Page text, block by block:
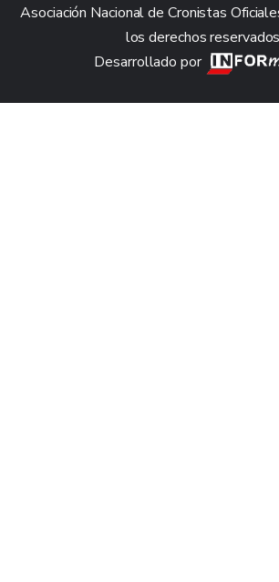
Asociación Nacional de Cronistas
los derechos
Desarrollado por